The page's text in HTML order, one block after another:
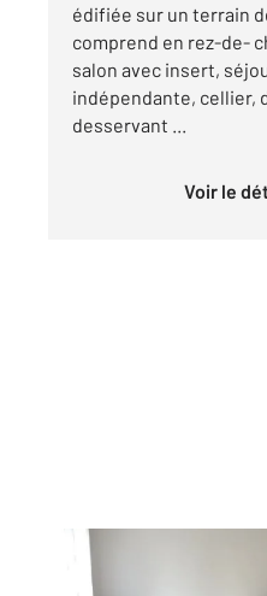
édifiée sur un terrain
comprend en rez-de-
salon avec insert,
indépendante, cellier,
desservant ...
Voir le
SAINTES 17
83 m